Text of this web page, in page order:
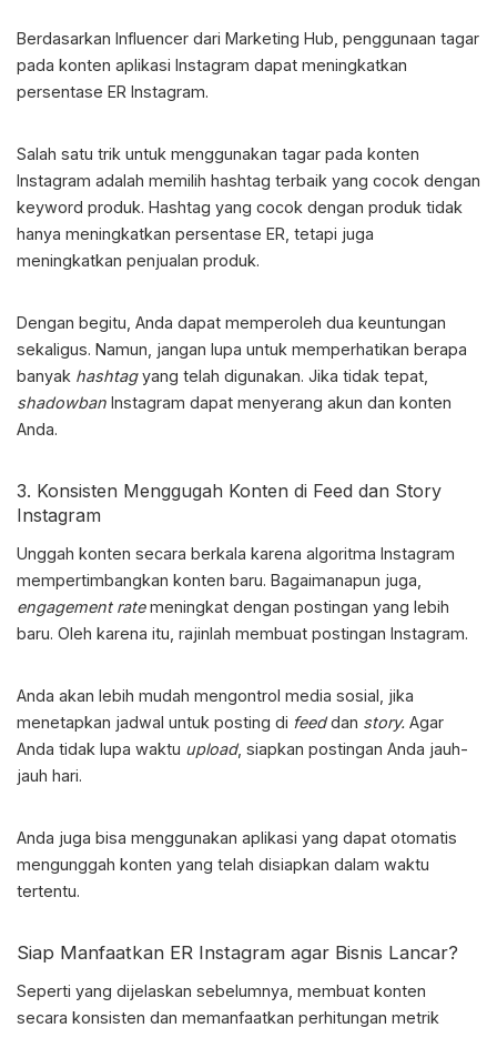
Berdasarkan Influencer dari Marketing Hub, penggunaan tagar
pada konten aplikasi Instagram dapat meningkatkan
persentase ER Instagram.
Salah satu trik untuk menggunakan tagar pada konten
Instagram adalah memilih hashtag terbaik yang cocok dengan
keyword produk. Hashtag yang cocok dengan produk tidak
hanya meningkatkan persentase ER, tetapi juga
meningkatkan penjualan produk.
Dengan begitu, Anda dapat memperoleh dua keuntungan
sekaligus. Namun, jangan lupa untuk memperhatikan berapa
banyak hashtagyang telah digunakan. Jika tidak tepat,
shadowban Instagram dapat menyerang akun dan konten
Anda.
3. Konsisten Menggugah Konten di Feed dan Story
Instagram
Unggah konten secara berkala karena algoritma Instagram
mempertimbangkan konten baru. Bagaimanapun juga,
engagement ratemeningkat dengan postingan yang lebih
baru. Oleh karena itu, rajinlah membuat postingan Instagram.
Anda akan lebih mudah mengontrol media sosial, jika
menetapkan jadwal untuk posting di feeddan story. Agar
Anda tidak lupa waktu upload, siapkan postingan Anda jauh-
jauh hari.
Anda juga bisa menggunakan aplikasi yang dapat otomatis
mengunggah konten yang telah disiapkan dalam waktu
tertentu.
Siap Manfaatkan ER Instagram agar Bisnis Lancar?
Seperti yang dijelaskan sebelumnya, membuat konten
secara konsisten dan memanfaatkan perhitungan metrik